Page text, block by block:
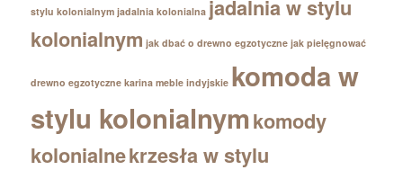
stylu kolonialnym jadalnia kolonialna jadalnia w stylu
kolonialnym jak dbać o drewno egzotyczne jak pielęgnować
drewno egzotyczne karina meble indyjskie komoda w
stylu kolonialnymkomody
kolonialnekrzesła w stylu